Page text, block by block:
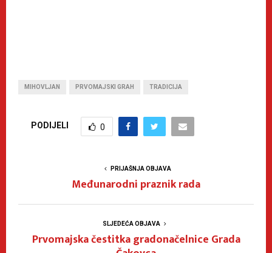
MIHOVLJAN PRVOMAJSKI GRAH TRADICIJA
PODIJELI 0
PRIJAŠNJA OBJAVA
Međunarodni praznik rada
SLJEDEĆA OBJAVA
Prvomajska čestitka gradonačelnice Grada